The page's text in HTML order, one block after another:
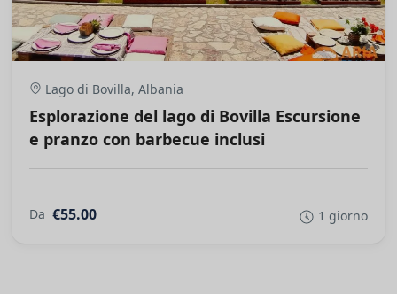
Lago di Bovilla, Albania
Esplorazione del lago di Bovilla Escursione
e pranzo con barbecue inclusi
Da €55.00 1 giorno